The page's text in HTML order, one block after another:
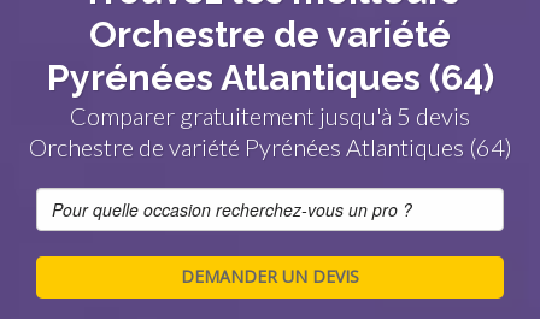
Orchestre de variété
Pyrénées Atlantiques (64)
Comparer gratuitement jusqu'à 5 devis
Orchestre de variété Pyrénées Atlantiques (64)